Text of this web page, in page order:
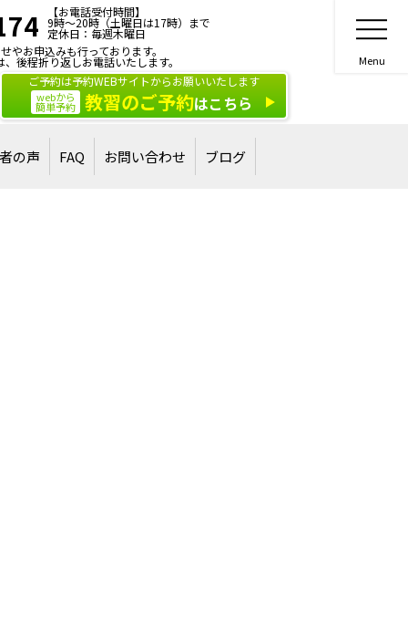
【お電話受付時間】
9時～20時（土曜日は17時）まで
定休日：毎週木曜日
お申込みも行っております。
後程折り返しお電話いたします。
ご予約は予約WEBサイトからお願いいたします
webから
簡単予約 教習のご予約はこちら
の声 FAQ お問い合わせ ブログ